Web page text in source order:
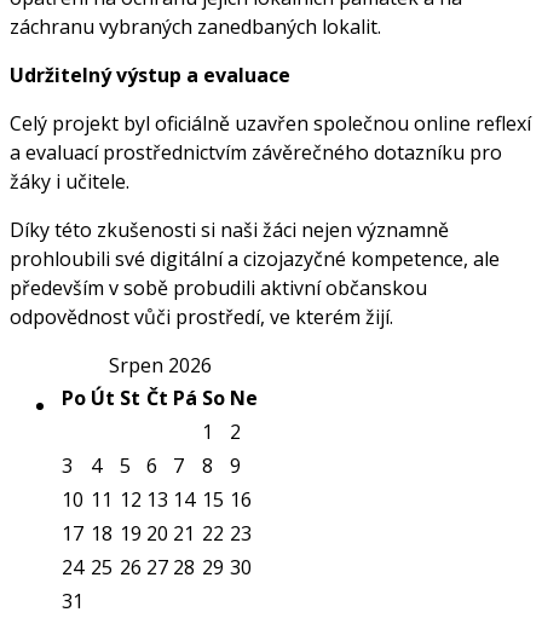
záchranu vybraných zanedbaných lokalit.
Udržitelný výstup a evaluace
Celý projekt byl oficiálně uzavřen společnou online reflexí
a evaluací prostřednictvím závěrečného dotazníku pro
žáky i učitele.
Díky této zkušenosti si naši žáci nejen významně
prohloubili své digitální a cizojazyčné kompetence, ale
především v sobě probudili aktivní občanskou
odpovědnost vůči prostředí, ve kterém žijí.
Srpen 2026
Po Út St Čt Pá So Ne
1
2
3
4 5 6 7 8
9
10 11 12 13 14 15 16
17 18 19 20 21 22 23
24 25 26 27 28 29 30
31